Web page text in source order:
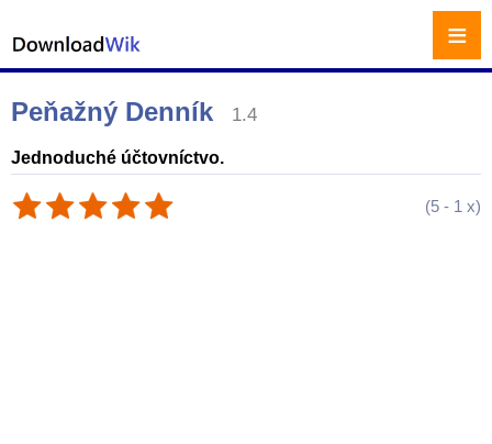
Peňažný Denník 1.4
Jednoduché účtovníctvo.
(5 - 1 x)
≡